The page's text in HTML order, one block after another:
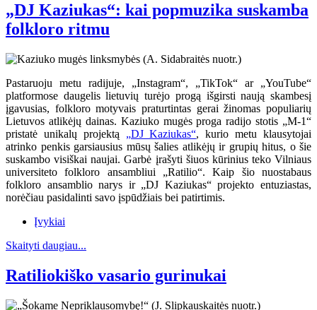
„DJ Kaziukas“: kai popmuzika suskamba
folkloro ritmu
Pastaruoju metu radijuje, „Instagram“, „TikTok“ ar „YouTube“
platformose daugelis lietuvių turėjo progą išgirsti naują skambesį
įgavusias, folkloro motyvais praturtintas gerai žinomas populiarių
Lietuvos atlikėjų dainas. Kaziuko mugės proga radijo stotis „M-1“
pristatė unikalų projektą „DJ Kaziukas“, kurio metu klausytojai
atrinko penkis garsiausius mūsų šalies atlikėjų ir grupių hitus, o šie
suskambo visiškai naujai. Garbė įrašyti šiuos kūrinius teko Vilniaus
universiteto folkloro ansambliui „Ratilio“. Kaip šio nuostabaus
folkloro ansamblio narys ir „DJ Kaziukas“ projekto entuziastas,
norėčiau pasidalinti savo įspūdžiais bei patirtimis.
Įvykiai
Skaityti daugiau...
Ratiliokiško vasario gurinukai